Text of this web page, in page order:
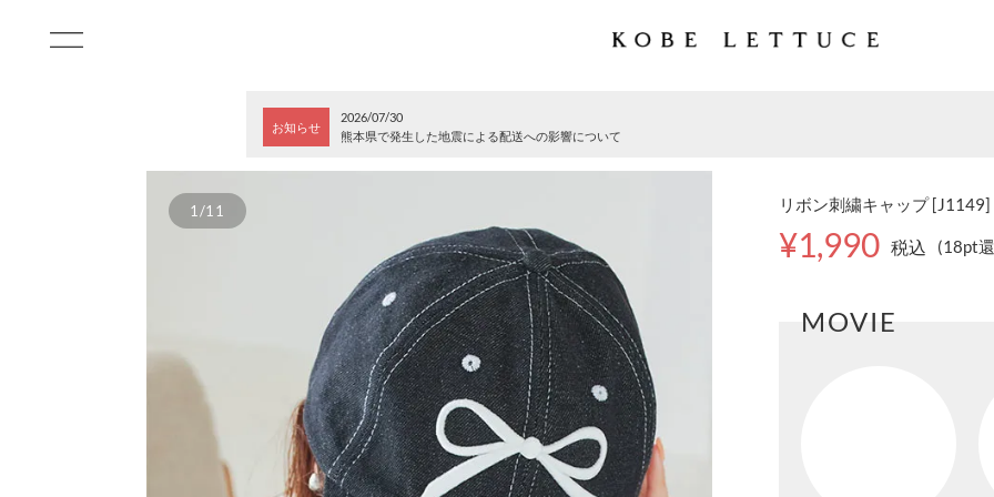
お知らせ
2026/07/30
熊本県で発生した地震による配送への影響について
1/11 リボン刺繍キャップ [J1149]
¥1,990 税込 (18pt
MOVIE